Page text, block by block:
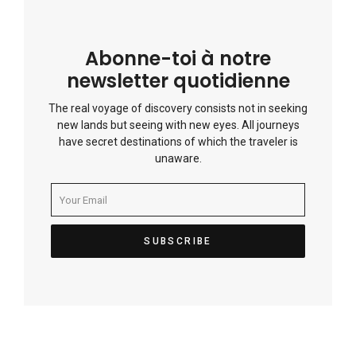
Abonne-toi à notre
newsletter quotidienne
The real voyage of discovery consists not in seeking
new lands but seeing with new eyes. All journeys
have secret destinations of which the traveler is
unaware.